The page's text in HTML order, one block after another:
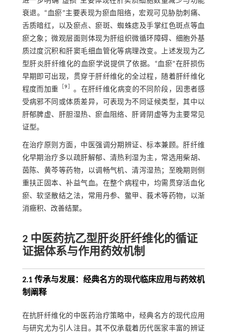
衰退。“血瘀”主要表现为瘀血阻络，宏观可见胁肋刺痛、
舌质暗红，以及瘀点、瘀斑、蜘蛛痣及手掌红色斑点等血
瘀之象；微观层面则体现为肝组织微循环障碍、细胞外基
质过度沉积和肝窦毛细血管化等病理改变。上述发现为乙
型肝炎肝纤维化的血瘀学说提供了依据。“血瘀”在肝损伤
早期即可出现，贯穿于肝纤维化的全过程，随着肝纤维化
程度而加重 ［9］ 。在肝纤维化病变的不同阶段，因患者感
受病邪不同或体质差异，可表现为不同证候类型，其中以
肝郁脾虚、肝胆湿热、瘀血阻络、肝肾阴虚等为主要常见
证型。
在治疗原则方面，中医强调分期辨证、标本兼顾。肝纤维
化早期治疗多以疏肝解郁、清热利湿为主，常选用柴胡、
茵陈、黄芩等药物，以调畅气机、清泻湿热；至晚期则侧
重扶正固本、补益气血。在整个病程中，均需贯穿活血化
瘀、软坚散结之法，常用丹参、鳖甲、莪术等药物，以渐
消癥积、改善结聚。
2 中医药抗乙型肝炎肝纤维化的循证
证据体系与作用药效机制
2.1 传承与发展：经典名方的现代临床应用与药效机
制阐释
在抗肝纤维化的中医药治疗策略中，经典名方的现代应用
与研究尤为引人注目。其不仅承载着历代医家丰富的辨证